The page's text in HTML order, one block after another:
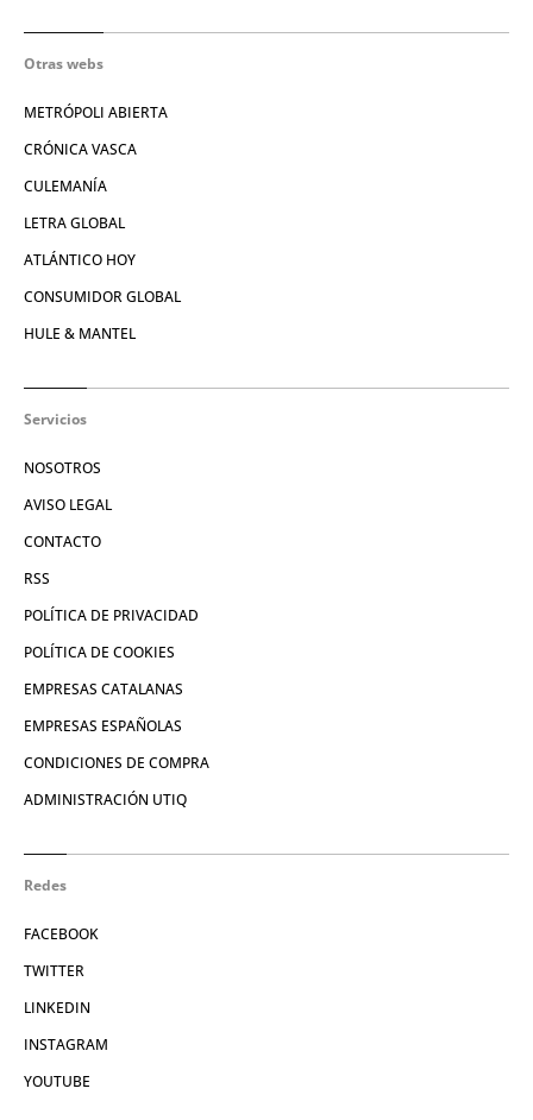
Otras webs
METRÓPOLI ABIERTA
CRÓNICA VASCA
CULEMANÍA
LETRA GLOBAL
ATLÁNTICO HOY
CONSUMIDOR GLOBAL
HULE & MANTEL
Servicios
NOSOTROS
AVISO LEGAL
CONTACTO
RSS
POLÍTICA DE PRIVACIDAD
POLÍTICA DE COOKIES
EMPRESAS CATALANAS
EMPRESAS ESPAÑOLAS
CONDICIONES DE COMPRA
ADMINISTRACIÓN UTIQ
Redes
FACEBOOK
TWITTER
LINKEDIN
INSTAGRAM
YOUTUBE